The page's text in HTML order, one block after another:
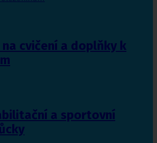
na cvičení a doplňky k
a sportovní